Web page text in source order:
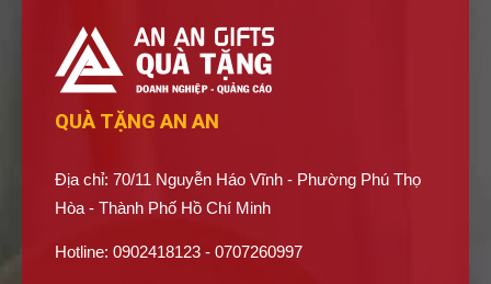
QUÀ TẶNG AN AN
Địa chỉ: 70/11 Nguyễn Háo Vĩnh - Phường Phú Thọ
Hòa - Thành Phố Hồ Chí Minh
Hotline: 0902418123 - 0707260997